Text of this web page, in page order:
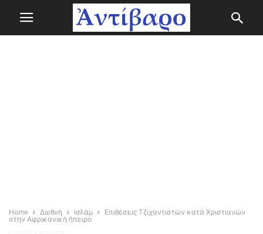
Home Διεθνή Ισλάμ
Επιθέσεις Τζιχαντιστών κατά Χριστιανών
στην Αφρικανική ήπειρο